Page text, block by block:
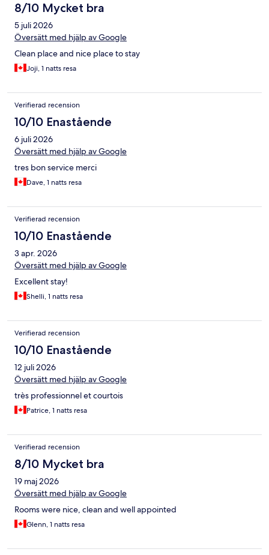
8/10 Mycket bra
5 juli 2026
Översätt med hjälp av Google
Clean place and nice place to stay
Joji, 1 natts resa
Verifierad recension
10/10 Enastående
6 juli 2026
Översätt med hjälp av Google
tres bon service merci
Dave, 1 natts resa
Verifierad recension
10/10 Enastående
3 apr. 2026
Översätt med hjälp av Google
Excellent stay!
Shelli, 1 natts resa
Verifierad recension
10/10 Enastående
12 juli 2026
Översätt med hjälp av Google
très professionnel et courtois
Patrice, 1 natts resa
Verifierad recension
8/10 Mycket bra
19 maj 2026
Översätt med hjälp av Google
Rooms were nice, clean and well appointed
Glenn, 1 natts resa